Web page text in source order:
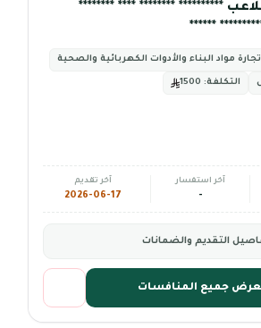
********** ******** **** ********
تجارة مواد البناء والأدوات الكهربائية والصحية
التكلفة:
آخر استفسار
-
آخر تقديم
2026-06-17
التقديم والضمانات
جميع المنافسات